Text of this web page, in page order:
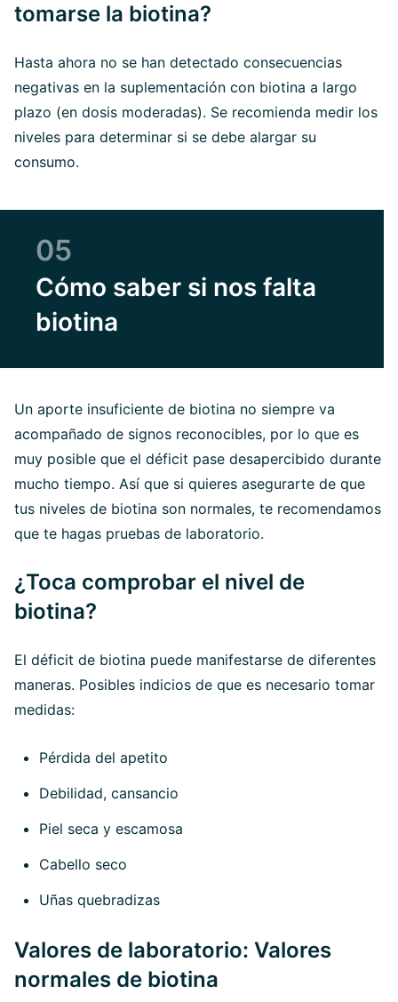
tomarse la biotina?
Hasta ahora no se han detectado consecuencias
negativas en la suplementación con biotina a largo
plazo (en dosis moderadas). Se recomienda medir los
niveles para determinar si se debe alargar su
consumo.
05
Cómo saber si nos falta
biotina
Un aporte insuficiente de biotina no siempre va
acompañado de signos reconocibles, por lo que es
muy posible que el déficit pase desapercibido durante
mucho tiempo. Así que si quieres asegurarte de que
tus niveles de biotina son normales, te recomendamos
que te hagas pruebas de laboratorio.
¿Toca comprobar el nivel de
biotina?
El déficit de biotina puede manifestarse de diferentes
maneras. Posibles indicios de que es necesario tomar
medidas:
Pérdida del apetito
Debilidad, cansancio
Piel seca y escamosa
Cabello seco
Uñas quebradizas
Valores de laboratorio: Valores
normales de biotina